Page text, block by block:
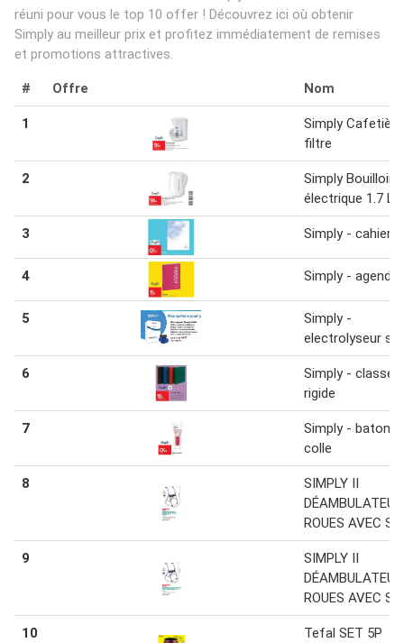
réuni pour vous le top 10 offer ! Découvrez ici où obtenir
Simply au meilleur prix et profitez immédiatement de remises
et promotions attractives.
# Offre Nom
1
Simply Cafetière
filtre
2
Simply Bouilloire
électrique 1.7 L
3 Simply - cahier
4 Simply - agenda
5
Simply -
electrolyseur
6
Simply -
rigide
7
Simply - baton
colle
8
SIMPLY II
ROUES AVEC
9
SIMPLY II
ROUES AVEC
10
Tefal SET 5P